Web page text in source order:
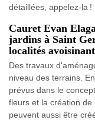
détaillées, appelez-la !
Cauret Evan
jardins à Saint
localités
Des travaux
niveau des terrains.
prévus dans le
fleurs et la création
peuvent aussi être